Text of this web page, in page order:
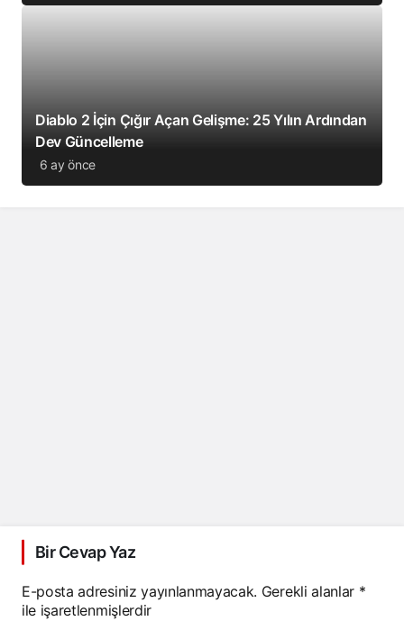
Diablo 2 İçin Çığır Açan Gelişme: 25 Yılın Ardından
Dev Güncelleme
6 ay önce
Bir Cevap Yaz
E-posta adresiniz yayınlanmayacak. Gerekli alanlar *
ile işaretlenmişlerdir